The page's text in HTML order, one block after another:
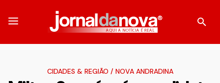
CIDADES & REGIÃO / NOVA ANDRADINA